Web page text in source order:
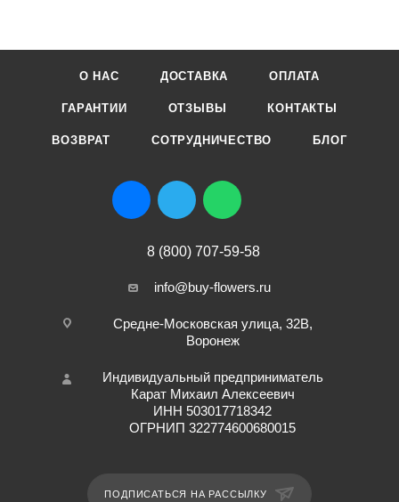
О НАС ДОСТАВКА ОПЛАТА
ГАРАНТИИ ОТЗЫВЫ КОНТАКТЫ
ВОЗВРАТ СОТРУДНИЧЕСТВО БЛОГ
8 (800) 707-59-58
info@buy-flowers.ru
Средне-Московская улица, 32В,
Воронеж
Индивидуальный предприниматель
Карат Михаил Алексеевич
ИНН 503017718342
ОГРНИП 322774600680015
ПОДПИСАТЬСЯ НА РАССЫЛКУ